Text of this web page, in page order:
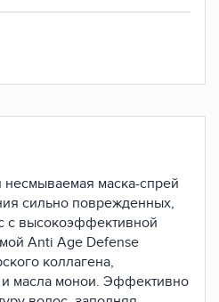
маска-спрей
сильно поврежденных,
с высокоэффективной
Anti Age Defense
коллагена,
и масла монои. Эффективно